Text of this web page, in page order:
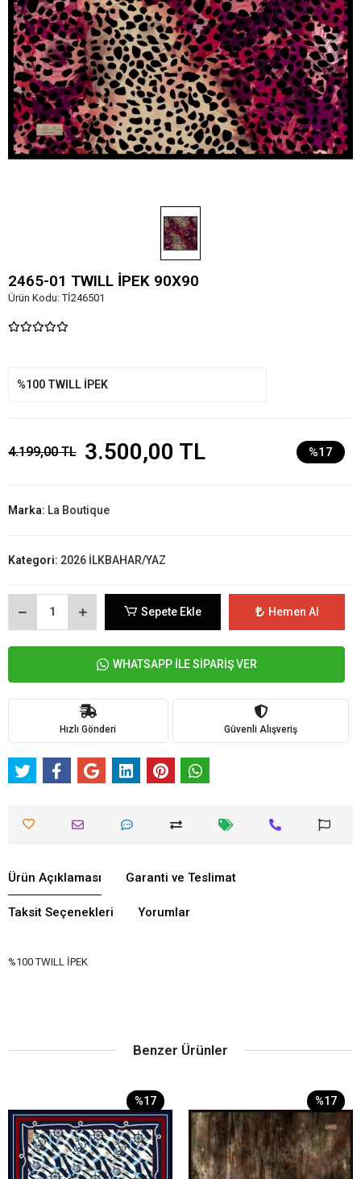
2465-01 TWILL İPEK 90X90
Ürün Kodu:Tİ246501
%100 TWILL İPEK
4.199,00 TL 3.500,00 TL %17
Marka: La Boutique
Kategori: 2026 İLKBAHAR/YAZ
Sepete Ekle Hemen Al
WHATSAPP İLE SİPARİŞ VER
Hızlı Gönderi Güvenli Alışveriş
Ürün Açıklaması Garanti ve Teslimat
Taksit Seçenekleri Yorumlar
%100 TWILL İPEK
Benzer Ürünler
%17 %17